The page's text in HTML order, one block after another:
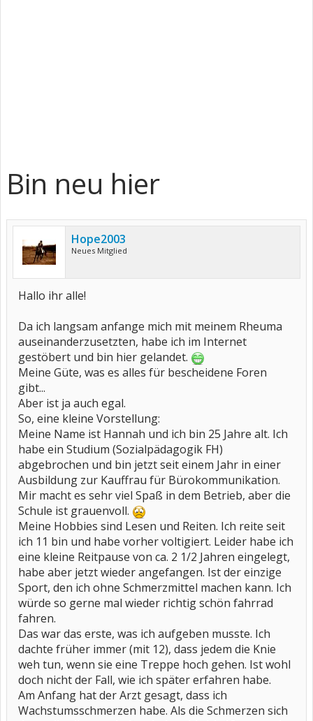
Bin neu hier
Hope2003
Neues Mitglied
Hallo ihr alle!
Da ich langsam anfange mich mit meinem Rheuma
auseinanderzusetzten, habe ich im Internet
gestöbert und bin hier gelandet.
Meine Güte, was es alles für bescheidene Foren
gibt...
Aber ist ja auch egal.
So, eine kleine Vorstellung:
Meine Name ist Hannah und ich bin 25 Jahre alt. Ich
habe ein Studium (Sozialpädagogik FH)
abgebrochen und bin jetzt seit einem Jahr in einer
Ausbildung zur Kauffrau für Bürokommunikation.
Mir macht es sehr viel Spaß in dem Betrieb, aber die
Schule ist grauenvoll.
Meine Hobbies sind Lesen und Reiten. Ich reite seit
ich 11 bin und habe vorher voltigiert. Leider habe ich
eine kleine Reitpause von ca. 2 1/2 Jahren eingelegt,
habe aber jetzt wieder angefangen. Ist der einzige
Sport, den ich ohne Schmerzmittel machen kann. Ich
würde so gerne mal wieder richtig schön fahrrad
fahren.
Das war das erste, was ich aufgeben musste. Ich
dachte früher immer (mit 12), dass jedem die Knie
weh tun, wenn sie eine Treppe hoch gehen. Ist wohl
doch nicht der Fall, wie ich später erfahren habe.
Am Anfang hat der Arzt gesagt, dass ich
Wachstumsschmerzen habe. Als die Schmerzen sich